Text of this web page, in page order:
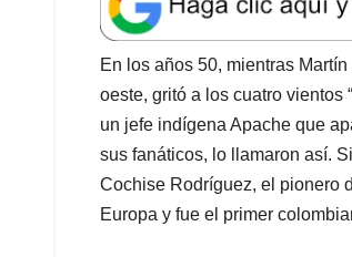
t
s
A
p
p
e
b
o
o
k
k
e
d
I
n
l
e
a
d
s
En los años 50, mientras
oeste, gritó a los cuatro vientos
un jefe indígena Apache que
sus fanáticos, lo llamaron así.
Cochise Rodríguez, el pionero
Europa y fue el primer